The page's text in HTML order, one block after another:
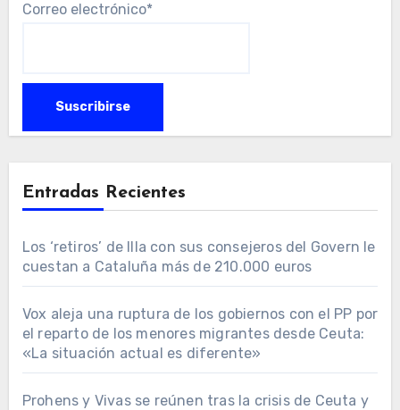
Correo electrónico*
Entradas Recientes
Los ‘retiros’ de Illa con sus consejeros del Govern le
cuestan a Cataluña más de 210.000 euros
Vox aleja una ruptura de los gobiernos con el PP por
el reparto de los menores migrantes desde Ceuta:
«La situación actual es diferente»
Prohens y Vivas se reúnen tras la crisis de Ceuta y